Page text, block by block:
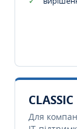
CLASSIC
Для